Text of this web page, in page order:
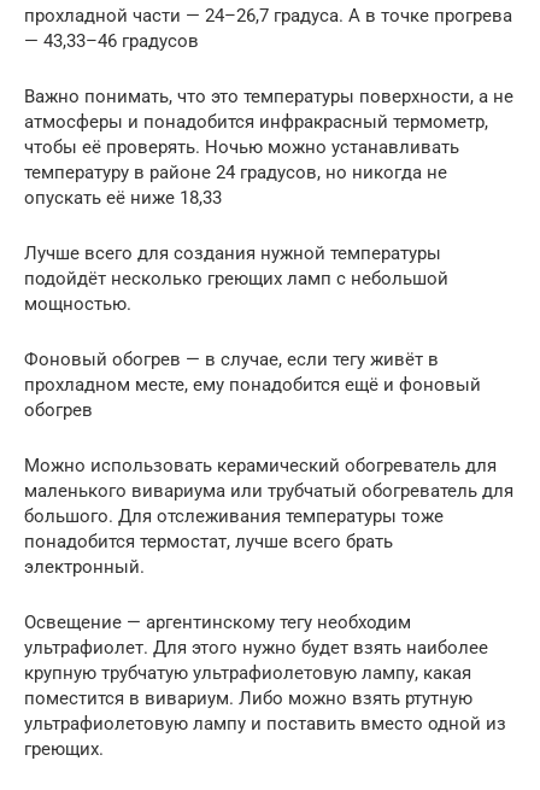
прохладной части — 24–26,7 градуса. А в точке прогрева
— 43,33–46 градусов
Важно понимать, что это температуры поверхности, а не
атмосферы и понадобится инфракрасный термометр,
чтобы её проверять. Ночью можно устанавливать
температуру в районе 24 градусов, но никогда не
опускать её ниже 18,33
Лучше всего для создания нужной температуры
подойдёт несколько греющих ламп с небольшой
мощностью.
Фоновый обогрев — в случае, если тегу живёт в
прохладном месте, ему понадобится ещё и фоновый
обогрев
Можно использовать керамический обогреватель для
маленького вивариума или трубчатый обогреватель для
большого. Для отслеживания температуры тоже
понадобится термостат, лучше всего брать
электронный.
Освещение — аргентинскому тегу необходим
ультрафиолет. Для этого нужно будет взять наиболее
крупную трубчатую ультрафиолетовую лампу, какая
поместится в вивариум. Либо можно взять ртутную
ультрафиолетовую лампу и поставить вместо одной из
греющих.